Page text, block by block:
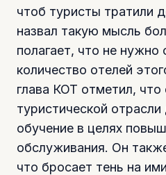
чтоб туристы тратили
назвал такую мысль
полагает, что не
количество отелей
глава КОТ отметил, что
туристической
обучение в целях
обслуживания. Он
что бросает тень на